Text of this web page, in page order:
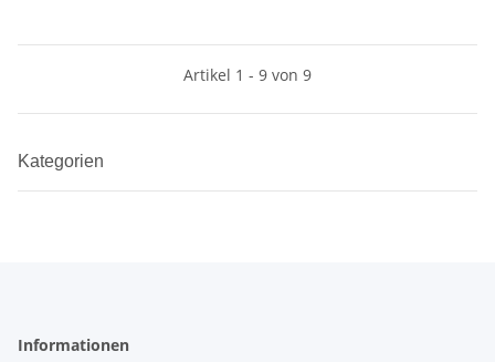
Artikel 1 - 9 von 9
Kategorien
Informationen